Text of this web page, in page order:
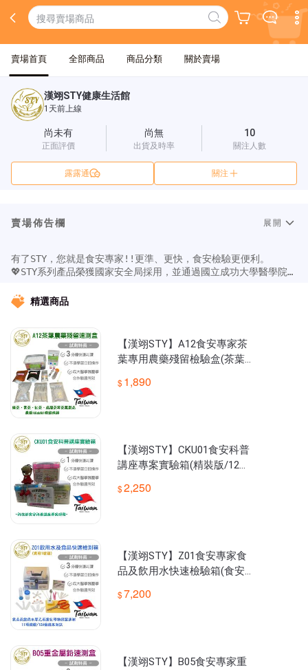
賣場首頁 全部商品 商品分類 關於賣場
漢翊STY健康生活館
1天前上線
尚未有
正面評價
尚無
出貨及時率
10
關注人數
露露通 關注
賣場佈告欄 展開
有了STY，您就是食安專家!!更準、更快，食安檢驗更便利。
💖STY系列產品榮獲國家安全局採用，並通過國立成功大學醫學院產
💖更即時的線上客服，請您加入漢翊STY之LINE官方帳號(ID：
@SUTEKIYA)，由專人或智能客服為您服務。
系列食品安全快速檢驗產品之零售業務，使一般民眾也可以便利且
不需一次大量採買即可購得適合的食品快篩試劑，為全家的食安把
精選商品
【漢翊STY】A12食安專家茶
葉專用農藥殘留檢驗盒(茶葉咖
1,890
【漢翊STY】CKU01食安科普
講座專案實驗箱(精裝版/12項
2,250
【漢翊STY】Z01食安專家食
品及飲用水快速檢驗箱(食安專
7,200
【漢翊STY】B05食安專家重